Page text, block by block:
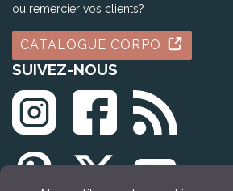
ou remercier vos clients?
CATALOGUE CORPO
SUIVEZ-NOUS